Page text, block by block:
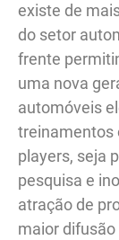
existe de
do setor
frente
uma nova
automóveis
treinamentos
players, seja
pesquisa e
atração de
maior